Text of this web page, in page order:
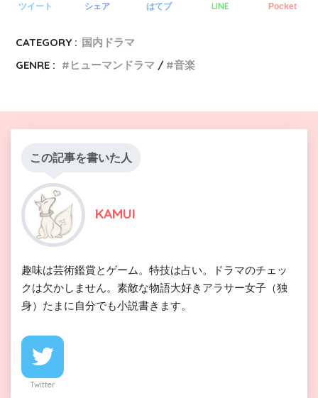
ツイート シェア はてブ LINE Pocket
CATEGORY : 国内ドラマ
GENRE :
ヒューマンドラマ 音楽
この記事を書いた人
KAMUI
趣味は芸術鑑賞とゲーム。特技は占い。ドラマのチェッ
クは欠かしません。素敵な物語大好きアラサー女子（独
身）たまに自分でも小説書きます。
Twitter